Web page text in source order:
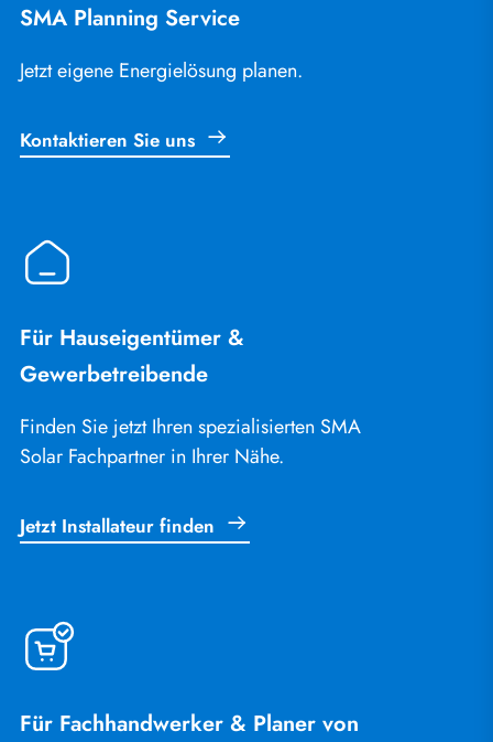
SMA Planning Service
Jetzt eigene Energielösung planen.
Kontaktieren Sie uns
Für Hauseigentümer &
Gewerbetreibende
Finden Sie jetzt Ihren spezialisierten SMA
Solar Fachpartner in Ihrer Nähe.
Jetzt Installateur finden
Für Fachhandwerker & Planer von